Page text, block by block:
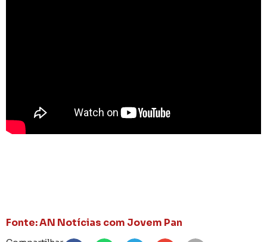
Fonte: AN Notícias com Jovem Pan